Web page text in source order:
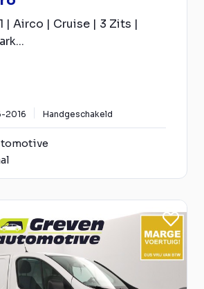
| Airco | Cruise | 3 Zits |
2016 Handgeschakeld